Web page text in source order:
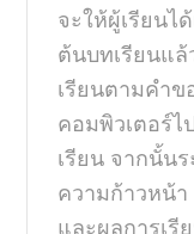
จะให้ผู้เรียนไ
ต้นบทเรียนแล้
เรียนตามคำข
คอมพิวเตอร์ไ
เรียน จากนั้น
ความก้าวหน้า
และผลการเรี